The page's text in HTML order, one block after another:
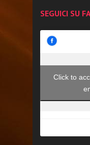
SEGUICI SU
Click to